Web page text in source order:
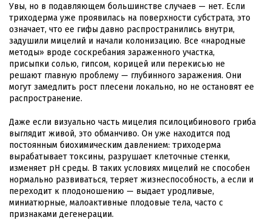
Увы, но в подавляющем большинстве случаев — нет. Если
триходерма уже проявилась на поверхности субстрата, это
означает, что ее гифы давно распространились внутри,
задушили мицелий и начали колонизацию. Все «народные
методы» вроде соскребания зараженного участка,
присыпки солью, гипсом, корицей или перекисью не
решают главную проблему — глубинного заражения. Они
могут замедлить рост плесени локально, но не остановят ее
распространение.
Даже если визуально часть мицелия псилоцибинового гриба
выглядит живой, это обманчиво. Он уже находится под
постоянным биохимическим давлением: триходерма
вырабатывает токсины, разрушает клеточные стенки,
изменяет pH среды. В таких условиях мицелий не способен
нормально развиваться, теряет жизнеспособность, а если и
переходит к плодоношению — выдает уродливые,
миниатюрные, малоактивные плодовые тела, часто с
признаками дегенерации.